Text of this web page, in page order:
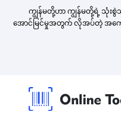
ကျွန်မတို့ဟာ ကျွန်မတို့ရဲ့ သုံး
အောင်မြင်မှုအတွက် လိုအပ်တဲ့ အက